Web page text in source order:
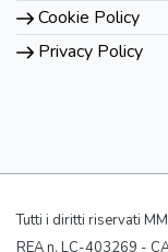
Cookie Policy
Privacy Policy
Tutti i diritti riservati
REA n. LC-403269 -